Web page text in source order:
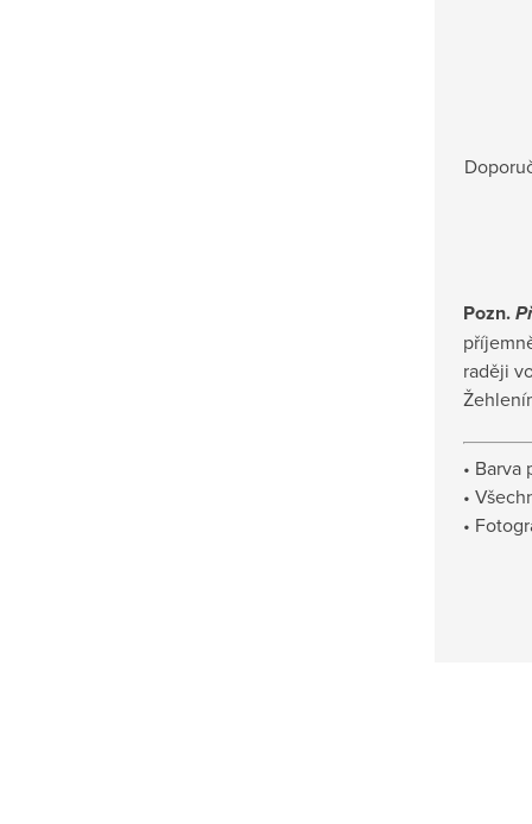
Pozn.
raději
•
•
•